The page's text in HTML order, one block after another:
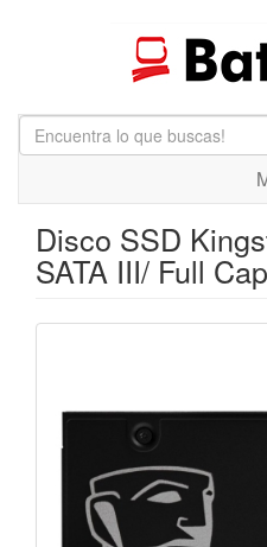
Disco SSD
SATA III/ Full